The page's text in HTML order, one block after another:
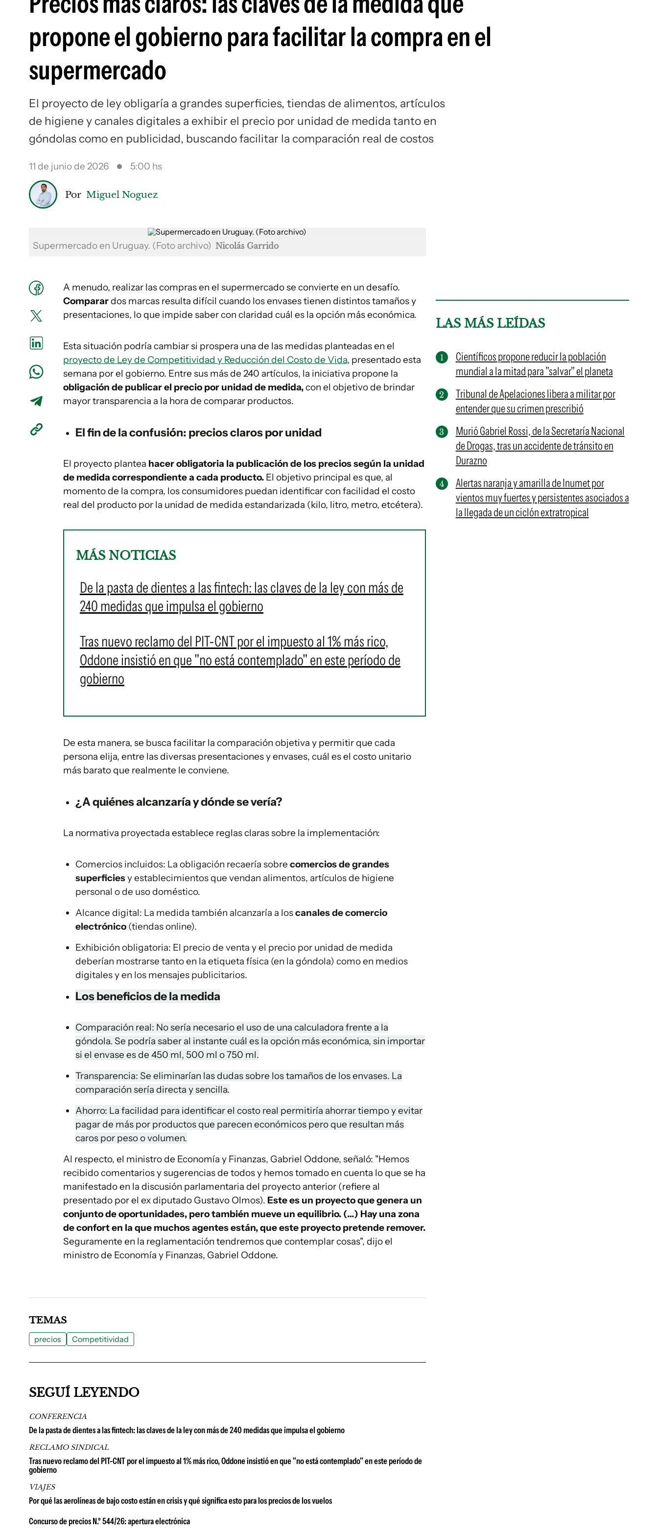
propone el gobierno para facilitar la compra en el
supermercado
El proyecto de ley obligaría a grandes superficies, tiendas de alimentos, artículos
de higiene y canales digitales a exhibir el precio por unidad de medida tanto en
góndolas como en publicidad, buscando facilitar la comparación real de costos
11 de junio de 2026 5:00 hs
Por Miguel Noguez
Supermercado en Uruguay. (Foto archivo) Nicolás Garrido
A menudo, realizar las compras en el supermercado se convierte en un desafío.
Comparardos marcas resulta difícil cuando los envases tienen distintos tamaños y
presentaciones, lo que impide saber con claridad cuál es la opción más económica.
Esta situación podría cambiar si prospera una de las medidas planteadas en el
proyecto de Ley de Competitividad y Reducción del Costo de Vida, presentado esta
semana por el gobierno. Entre sus más de 240 artículos, la iniciativa propone la
obligación de publicar el precio por unidad de medida,con el objetivo de brindar
mayor transparencia a la hora de comparar productos.
El fin de la confusión: precios claros por unidad
El proyecto plantea hacer obligatoria la publicación de los precios según la unidad
de medida correspondiente a cada producto. El objetivo principal es que, al
momento de la compra, los consumidores puedan identificar con facilidad el costo
real del producto por la unidad de medida estandarizada (kilo, litro, metro, etcétera).
MÁS NOTICIAS
De la pasta de dientes a las fintech: las claves de la ley con más de
240 medidas que impulsa el gobierno
Tras nuevo reclamo del PIT-CNT por el impuesto al 1% más rico,
Oddone insistió en que "no está contemplado" en este período de
gobierno
De esta manera, se busca facilitar la comparación objetiva y permitir que cada
persona elija, entre las diversas presentaciones y envases, cuál es el costo unitario
más barato que realmente le conviene.
¿A quiénes alcanzaría y dónde se vería?
La normativa proyectada establece reglas claras sobre la implementación:
Comercios incluidos: La obligación recaería sobre comercios de grandes
superficiesy establecimientos que vendan alimentos, artículos de higiene
personal o de uso doméstico.
Alcance digital: La medida también alcanzaría a loscanales de comercio
electrónico (tiendas online).
Exhibición obligatoria: El precio de venta y el precio por unidad de medida
deberían mostrarse tanto en la etiqueta física (en la góndola) como en medios
digitales y en los mensajes publicitarios.
Los beneficios de la medida
Comparación real: No sería necesario el uso de una calculadora frente a la
góndola. Se podría saber al instante cuál es la opción más económica, sin importar
si el envase es de 450 ml, 500 ml o 750 ml.
Transparencia: Se eliminarían las dudas sobre los tamaños de los envases. La
comparación sería directa y sencilla.
Ahorro: La facilidad para identificar el costo real permitiría ahorrar tiempo y evitar
pagar de más por productos que parecen económicos pero que resultan más
caros por peso o volumen.
Al respecto, el ministro de Economía y Finanzas, Gabriel Oddone, señaló: "Hemos
recibido comentarios y sugerencias de todos y hemos tomado en cuenta lo que se ha
manifestado en la discusión parlamentaria del proyecto anterior (refiere al
presentado por el ex diputado Gustavo Olmos). Este es un proyecto que genera un
conjunto de oportunidades, pero también mueve un equilibrio. (…) Hay una zona
de confort en la que muchos agentes están, que este proyecto pretende remover.
Seguramente en la reglamentación tendremos que contemplar cosas", dijo el
ministro de Economía y Finanzas, Gabriel Oddone.
LAS MÁS LEÍDAS
Científicos propone reducir la población
mundial a la mitad para "salvar" el planeta
Tribunal de Apelaciones libera a militar por
entender que su crimen prescribió
Murió Gabriel Rossi, de la Secretaría Nacional
de Drogas, tras un accidente de tránsito en
Durazno
Alertas naranja y amarilla de Inumet por
vientos muy fuertes y persistentes asociados a
la llegada de un ciclón extratropical
TEMAS
precios Competitividad
SEGUÍ LEYENDO
CONFERENCIA
De la pasta de dientes a las fintech: las claves de la ley con más de 240 medidas que impulsa el gobierno
RECLAMO SINDICAL
Tras nuevo reclamo del PIT-CNT por el impuesto al 1% más rico, Oddone insistió en que "no está contemplado" en este período de
gobierno
VIAJES
Por qué las aerolíneas de bajo costo están en crisis y qué significa esto para los precios de los vuelos
Concurso de precios N.º 544/26: apertura electrónica